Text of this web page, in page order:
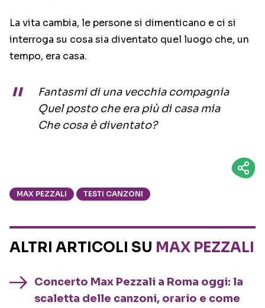
La vita cambia, le persone si dimenticano e ci si
interroga su cosa sia diventato quel luogo che, un
tempo, era casa.
Fantasmi di una vecchia compagnia
Quel posto che era più di casa mia
Che cosa è diventato?
MAX PEZZALI TESTI CANZONI
ALTRI ARTICOLI SU MAX PEZZALI
Concerto Max Pezzali a Roma oggi: la
scaletta delle canzoni, orario e come